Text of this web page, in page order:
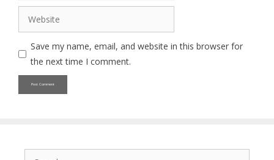
Website
Save my name, email, and website in this browser for
the next time I comment.